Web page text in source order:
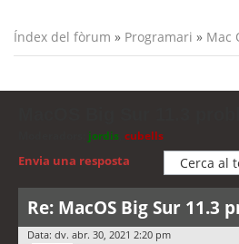
Índex del fòrum » Programari » Mac
jordis cubells
Envia una resposta
Re: MacOS Big Sur
Data: dv. abr. 30, 2021 2:20 pm